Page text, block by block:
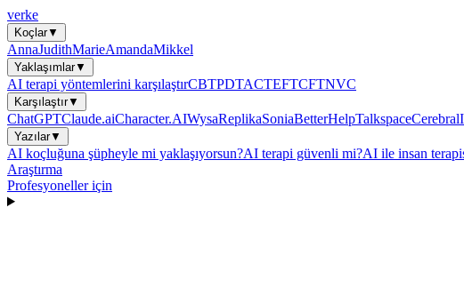
verke
Koçlar▼
AnnaJudithMarieAmandaMikkel
Yaklaşımlar▼
AI terapi yöntemlerini karşılaştırCBTPDTACTEFTCFTNVC
Karşılaştır▼
ChatGPTClaude.aiCharacter.AIWysaReplikaSoniaBetterHelpTalkspaceCerebral
Yazılar▼
AI koçluğuna şüpheyle mi yaklaşıyorsun?AI terapi güvenli mi?AI ile insan
Araştırma
Profesyoneller için